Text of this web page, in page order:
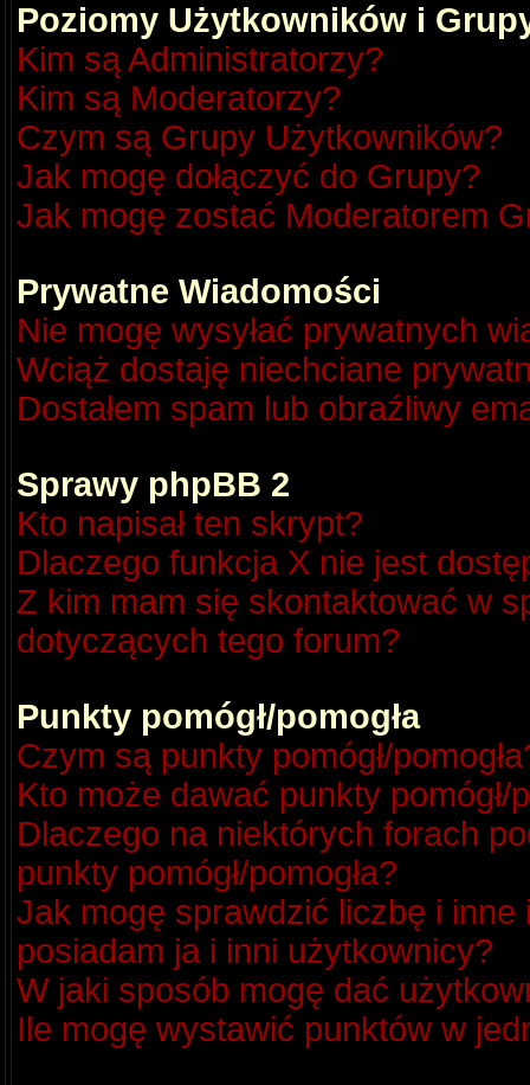
Poziomy Użytkowników i
Kim są Administratorzy?
Kim są Moderatorzy?
Czym są Grupy Użytkowników?
Jak mogę dołączyć do Grupy?
Jak mogę zostać Moderatorem
Prywatne Wiadomości
Nie mogę wysyłać prywatnych
Wciąż dostaję niechciane
Dostałem spam lub obraźliwy
Sprawy phpBB 2
Kto napisał ten skrypt?
Dlaczego funkcja X nie jest
Z kim mam się skontaktować w
dotyczących tego forum?
Punkty pomógł/pomogła
Czym są punkty pomógł/
Kto może dawać punkty pomógł/
Dlaczego na niektórych forach
punkty pomógł/pomogła?
Jak mogę sprawdzić liczbę i
posiadam ja i inni użytkownicy?
W jaki sposób mogę dać
Ile mogę wystawić punktów w